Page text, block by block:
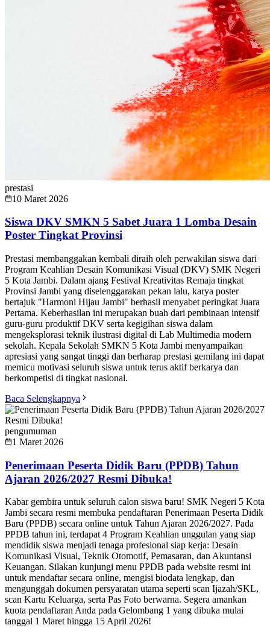
prestasi
10 Maret 2026
Siswa DKV SMKN 5 Sabet Juara 1 Lomba Desain
Poster Tingkat Provinsi
Prestasi membanggakan kembali diraih oleh perwakilan siswa dari
Program Keahlian Desain Komunikasi Visual (DKV) SMK Negeri
5 Kota Jambi. Dalam ajang Festival Kreativitas Remaja tingkat
Provinsi Jambi yang diselenggarakan pekan lalu, karya poster
bertajuk "Harmoni Hijau Jambi" berhasil menyabet peringkat Juara
Pertama. Keberhasilan ini merupakan buah dari pembinaan intensif
guru-guru produktif DKV serta kegigihan siswa dalam
mengeksplorasi teknik ilustrasi digital di Lab Multimedia modern
sekolah. Kepala Sekolah SMKN 5 Kota Jambi menyampaikan
apresiasi yang sangat tinggi dan berharap prestasi gemilang ini dapat
memicu motivasi seluruh siswa untuk terus aktif berkarya dan
berkompetisi di tingkat nasional.
Baca Selengkapnya
pengumuman
1 Maret 2026
Penerimaan Peserta Didik Baru (PPDB) Tahun
Ajaran 2026/2027 Resmi Dibuka!
Kabar gembira untuk seluruh calon siswa baru! SMK Negeri 5 Kota
Jambi secara resmi membuka pendaftaran Penerimaan Peserta Didik
Baru (PPDB) secara online untuk Tahun Ajaran 2026/2027. Pada
PPDB tahun ini, terdapat 4 Program Keahlian unggulan yang siap
mendidik siswa menjadi tenaga profesional siap kerja: Desain
Komunikasi Visual, Teknik Otomotif, Pemasaran, dan Akuntansi
Keuangan. Silakan kunjungi menu PPDB pada website resmi ini
untuk mendaftar secara online, mengisi biodata lengkap, dan
mengunggah dokumen persyaratan utama seperti scan Ijazah/SKL,
scan Kartu Keluarga, serta Pas Foto berwarna. Segera amankan
kuota pendaftaran Anda pada Gelombang 1 yang dibuka mulai
tanggal 1 Maret hingga 15 April 2026!